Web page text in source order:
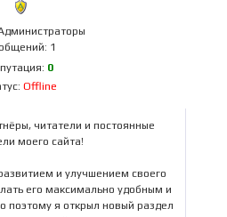
1
0
Offline
читатели и постоянные
моего сайта!
и улучшением своего
его максимально удобным и
поэтому я открыл новый раздел